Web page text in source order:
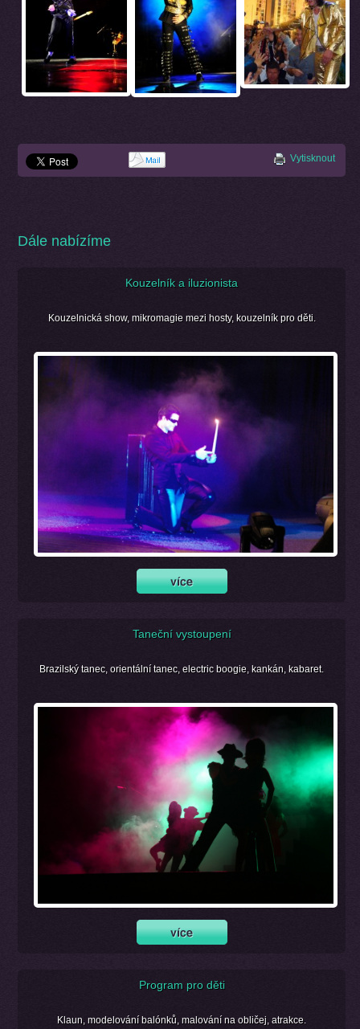
Vytisknout
Dále nabízíme
Kouzelník a iluzionista
Kouzelnická show, mikromagie mezi hosty, kouzelník pro děti.
Taneční vystoupení
Brazilský tanec, orientální tanec, electric boogie, kankán, kabaret.
Program pro děti
Klaun, modelování balónků, malování na obličej, atrakce.